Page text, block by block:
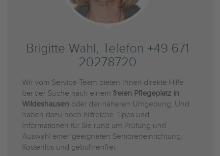
Brigitte Wahl, Telefon +49 671
20278720
Wir vom Service-Team bieten Ihnen direkte Hilfe
bei der Suche nach einem freien Pflegeplatz in
Wildeshausen oder der näheren Umgebung. Und
haben dazu noch hilfreiche Tipps und
Informationen für Sie rund um Prüfung und
Auswahl einer geeigneten Senioreneinrichtung.
Kostenlos und gebührenfrei.